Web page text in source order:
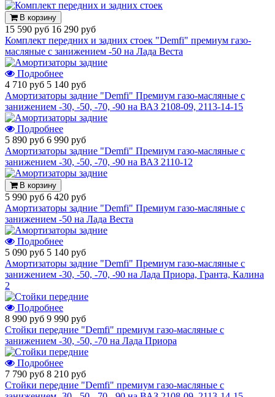
В корзину
15 590 руб 16 290 руб
Комплект передних и задних стоек "Demfi" премиум газо-
масляные с занижением -50 на Лада Веста
Подробнее
4 710 руб 5 140 руб
Амортизаторы задние "Demfi" Премиум газо-масляные с
занижением -30, -50, -70, -90 на ВАЗ 2108-09, 2113-14-15
Подробнее
5 890 руб 6 990 руб
Амортизаторы задние "Demfi" Премиум газо-масляные с
занижением -30, -50, -70, -90 на ВАЗ 2110-12
В корзину
5 990 руб 6 420 руб
Амортизаторы задние "Demfi" Премиум газо-масляные с
занижением -50 на Лада Веста
Подробнее
5 090 руб 5 140 руб
Амортизаторы задние "Demfi" Премиум газо-масляные с
занижением -30, -50, -70, -90 на Лада Приора, Гранта, Калина
2
Подробнее
8 990 руб 9 990 руб
Стойки передние "Demfi" премиум газо-масляные с
занижением -30, -50, -70 на Лада Приора
Подробнее
7 790 руб 8 210 руб
Стойки передние "Demfi" премиум газо-масляные с